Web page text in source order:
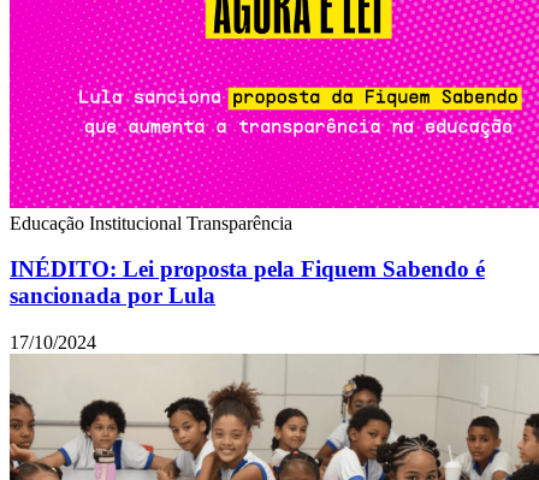
Educação Institucional Transparência
INÉDITO: Lei proposta pela Fiquem Sabendo é
sancionada por Lula
17/10/2024